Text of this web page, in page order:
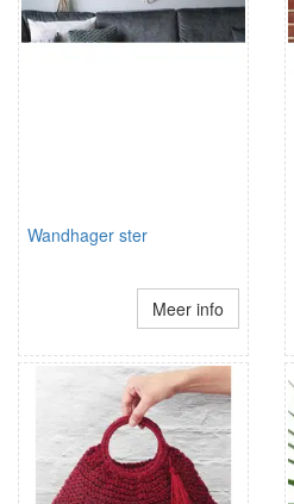
Wandhager ster
Meer info